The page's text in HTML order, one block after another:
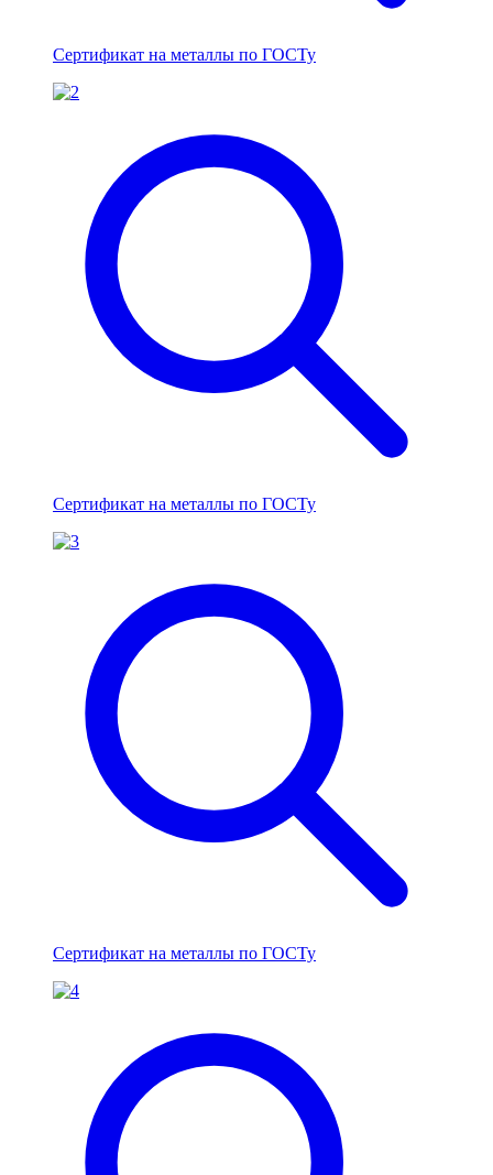
Сертификат на металлы по ГОСТу
Сертификат на металлы по ГОСТу
Сертификат на металлы по ГОСТу